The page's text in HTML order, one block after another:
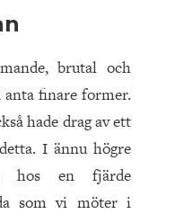
brutal och
finare former.
hade drag av ett
I ännu högre
hos en fjärde
som vi möter i